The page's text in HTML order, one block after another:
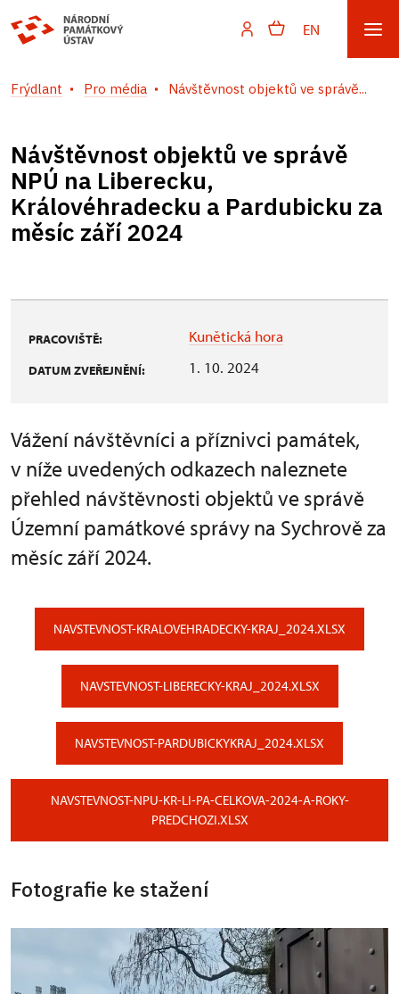
EN
Frýdlant Pro média Návštěvnost objektů ve správě...
Návštěvnost objektů ve správě
NPÚ na Liberecku,
Královéhradecku a Pardubicku za
měsíc září 2024
PRACOVIŠTĚ: Kunětická hora
DATUM ZVEŘEJNĚNÍ: 1. 10. 2024
Vážení návštěvníci a příznivci památek,
v níže uvedených odkazech naleznete
přehled návštěvnosti objektů ve správě
Územní památkové správy na Sychrově za
měsíc září 2024.
NAVSTEVNOST-KRALOVEHRADECKY-KRAJ_2024.XLSX
NAVSTEVNOST-LIBERECKY-KRAJ_2024.XLSX
NAVSTEVNOST-PARDUBICKYKRAJ_2024.XLSX
NAVSTEVNOST-NPU-KR-LI-PA-CELKOVA-2024-A-ROKY-
PREDCHOZI.XLSX
Fotografie ke stažení